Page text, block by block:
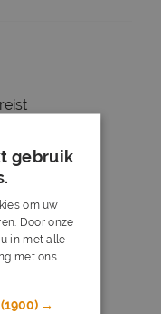
gebruik
om uw
Door onze
in met alle
met ons
(1900) →